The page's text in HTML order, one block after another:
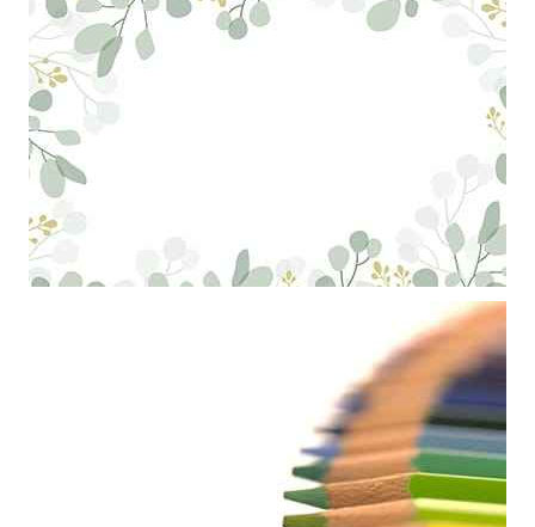
Khung ảnh nền powerpoint với khung hình trang trí hoa cỏ và những
con bướm xinh
Khung ảnh nền powerpoint màu trắng với hiệu ứng hoa lá nghệ thuật